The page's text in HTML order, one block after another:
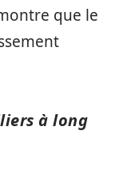
que le
à long